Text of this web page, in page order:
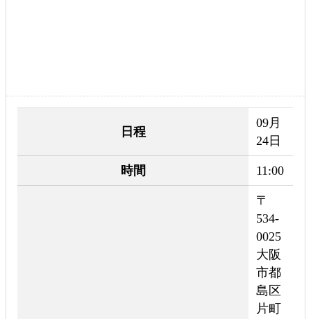
日程
09月
24日
時間 11:00
〒
534-
0025
大阪
市都
島区
片町